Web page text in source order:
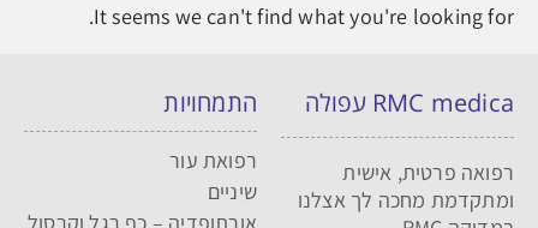
It seems we can't find what you're looking for.
RMC medica עפולה
רפואה פרטית, אישית
ומתקדמת מחכה לך אצלנו
התמחויות
רפואת עור
שיניים